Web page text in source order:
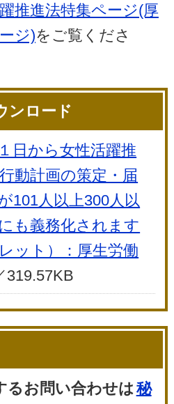
推進法特集ページ(厚
ジ)をご覧くださ
ンロード
日から女性活躍推
動計画の策定・届
101人以上300人以
も義務化されます
ット）：厚生労働
319.57KB
るお問い合わせは秘